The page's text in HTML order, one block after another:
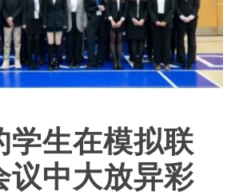
学生在模拟联
议中大放异彩